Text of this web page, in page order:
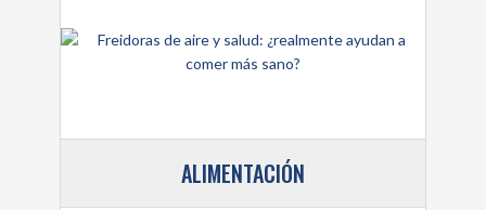
ALIMENTACIÓN